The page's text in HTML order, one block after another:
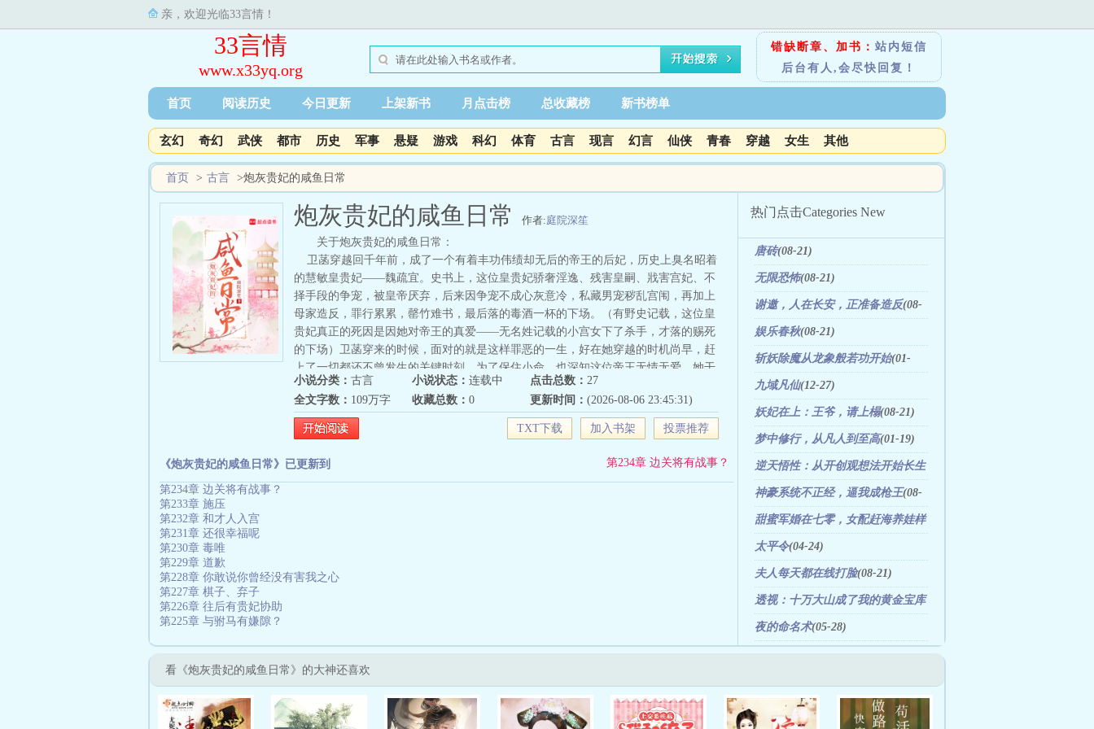
亲，欢迎光临33言情！
33言情
www.x33yq.org
错缺断章、加书： 站内短信
后台有人,会尽快回复！
首页 阅读历史 今日更新 上架新书 月点击榜 总收藏榜 新书榜单
玄幻 奇幻 武侠 都市 历史 军事 悬疑 游戏 科幻 体育 古言 现言 幻言 仙侠 青春 穿越 女生 其他
首页 > 古言 >炮灰贵妃的咸鱼日常
炮灰贵妃的咸鱼日常 作者:庭院深笙
关于炮灰贵妃的咸鱼日常：
卫菡穿越回千年前，成了一个有着丰功伟绩却无后的帝王的后妃，历史上臭名昭着
的慧敏皇贵妃——魏疏宜。史书上，这位皇贵妃骄奢淫逸、残害皇嗣、戕害宫妃、不
择手段的争宠，被皇帝厌弃，后来因争宠不成心灰意冷，私藏男宠秽乱宫闱，再加上
母家造反，罪行累累，罄竹难书，最后落的毒酒一杯的下场。（有野史记载，这位皇
贵妃真正的死因是因她对帝王的真爱——无名姓记载的小宫女下了杀手，才落的赐死
的下场）卫菡穿来的时候，面对的就是这样罪恶的一生，好在她穿越的时机尚早，赶
上了一切都还不曾发生的关键时刻，为了保住小命，也深知这位帝王无情无爱，她干
脆摆烂享受人生。争宠？谁爱争谁争。争权？谁爱要谁要。男宠？不好意思，没那个
癖好。她有钱有权有颜，只要本本分分苟着，等皇帝一死，将来荣升太妃不美吗？不
过，总有小人想害她，就在她苟全性命时，宫妃频频挑衅、亲王委婉示爱、母家作死
想让她做内应，就连太后，都想将她当做垫脚石踩上一踩。四面楚歌的环境下，卫菡
果断转身抱紧那位的大腿。“陛下救我！”卫菡表示，今非昔比了，玩过狼人杀吗？我
小说分类： 古言 小说状态： 连载中 点击总数： 27
全文字数： 109万字 收藏总数： 0 更新时间： (2026-08-06 23:45:31)
TXT下载 加入书架 投票推荐
《炮灰贵妃的咸鱼日常》已更新到 第234章 边关将有战事？
第234章 边关将有战事？
第233章 施压
第232章 和才人入宫
第231章 还很幸福呢
第230章 毒唯
第229章 道歉
第228章 你敢说你曾经没有害我之心
第227章 棋子、弃子
第226章 往后有贵妃协助
第225章 与驸马有嫌隙？
热门点击Categories New
唐砖(08-21)
无限恐怖(08-21)
谢邀，人在长安，正准备造反(08-
07)
娱乐春秋(08-21)
斩妖除魔从龙象般若功开始(01-
03)
九域凡仙(12-27)
妖妃在上：王爷，请上榻(08-21)
梦中修行，从凡人到至高(01-19)
逆天悟性：从开创观想法开始长生
(02-24)
神豪系统不正经，逼我成枪王(08-
07)
甜蜜军婚在七零，女配赶海养娃样
样行(10-13)
太平令(04-24)
夫人每天都在线打脸(08-21)
透视：十万大山成了我的黄金宝库
(09-04)
夜的命名术(05-28)
看《炮灰贵妃的咸鱼日常》的大神还喜欢